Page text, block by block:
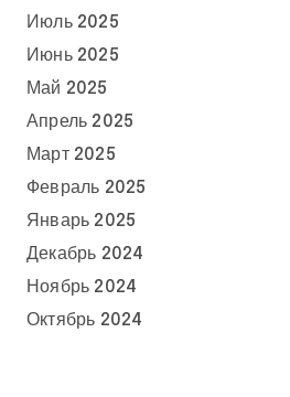
Июль 2025
Июнь 2025
Май 2025
Апрель 2025
Март 2025
Февраль 2025
Январь 2025
Декабрь 2024
Ноябрь 2024
Октябрь 2024